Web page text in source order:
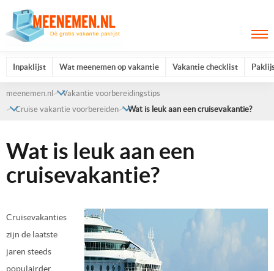
Inpaklijst Wat meenemen op vakantie Vakantie checklist
meenemen.nl
Vakantie voorbereidingstips
Cruise vakantie voorbereiden
Wat is leuk aan een cruisevakantie?
Wat is leuk aan een
cruisevakantie?
Cruisevakanties
zijn de laatste
jaren steeds
populairder